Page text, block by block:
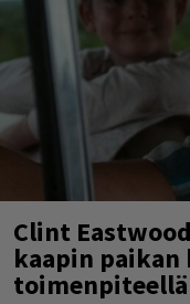
Clint
kaapin
toimenpiteellä